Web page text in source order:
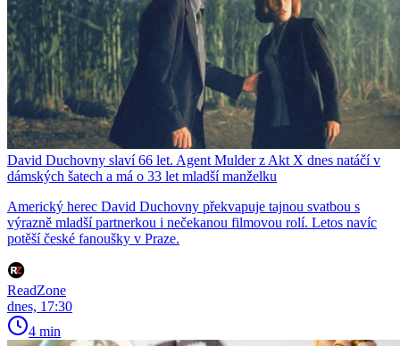
David Duchovny slaví 66 let. Agent Mulder z Akt X dnes natáčí v
dámských šatech a má o 33 let mladší manželku
Americký herec David Duchovny překvapuje tajnou svatbou s
výrazně mladší partnerkou i nečekanou filmovou rolí. Letos navíc
potěší české fanoušky v Praze.
ReadZone
dnes, 17:30
4 min